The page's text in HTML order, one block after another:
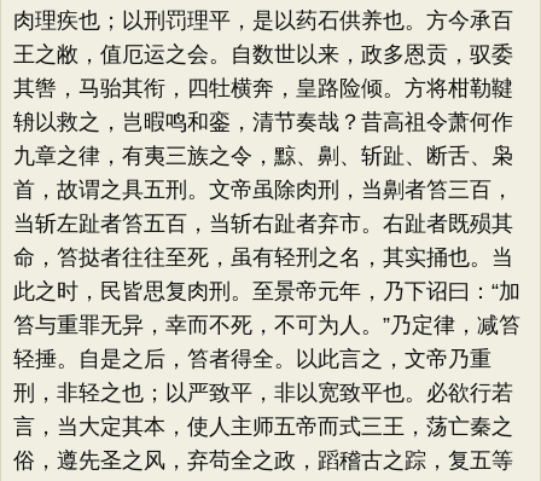
肉理疾也；以刑罚理平，是以药石供养也。方今承百
王之敝，值厄运之会。自数世以来，政多恩贡，驭委
其辔，马骀其衔，四牡横奔，皇路险倾。方将柑勒鞬
辀以救之，岂暇鸣和銮，清节奏哉？昔高祖令萧何作
九章之律，有夷三族之令，黥、劓、斩趾、断舌、枭
首，故谓之具五刑。文帝虽除肉刑，当劓者笞三百，
当斩左趾者笞五百，当斩右趾者弃市。右趾者既殒其
命，笞挞者往往至死，虽有轻刑之名，其实捅也。当
此之时，民皆思复肉刑。至景帝元年，乃下诏曰：“加
笞与重罪无异，幸而不死，不可为人。”乃定律，减笞
轻捶。自是之后，笞者得全。以此言之，文帝乃重
刑，非轻之也；以严致平，非以宽致平也。必欲行若
言，当大定其本，使人主师五帝而式三王，荡亡秦之
俗，遵先圣之风，弃苟全之政，蹈稽古之踪，复五等